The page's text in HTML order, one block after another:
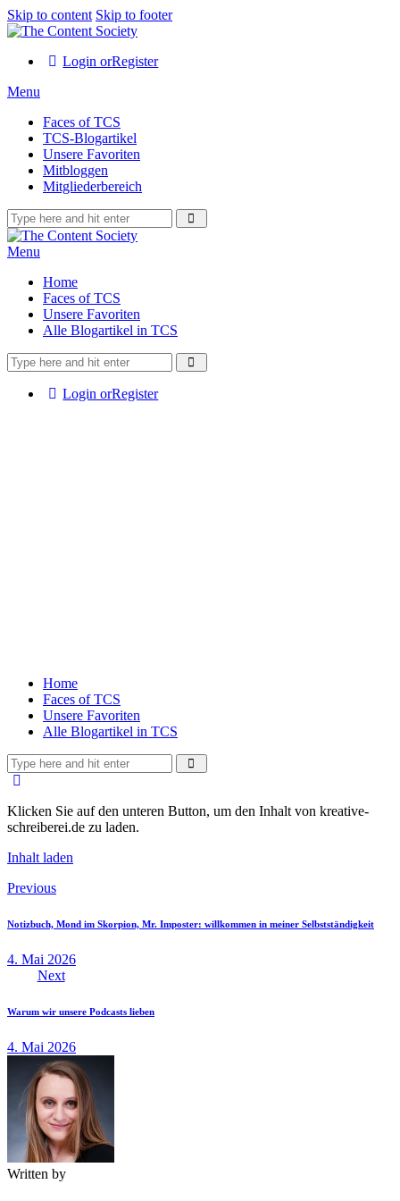
Skip to content Skip to footer
Login orRegister
Menu
Faces of TCS
TCS-Blogartikel
Unsere Favoriten
Mitbloggen
Mitgliederbereich
Menu
Home
Faces of TCS
Unsere Favoriten
Alle Blogartikel in TCS
Login orRegister
Home
Faces of TCS
Unsere Favoriten
Alle Blogartikel in TCS
Klicken Sie auf den unteren Button, um den Inhalt von kreative-
schreiberei.de zu laden.
Inhalt laden
Beitragsnavigation
Previous
Notizbuch, Mond im Skorpion, Mr. Imposter: willkommen in meiner Selbstständigkeit
4. Mai 2026
Next
Warum wir unsere Podcasts lieben
4. Mai 2026
Written by